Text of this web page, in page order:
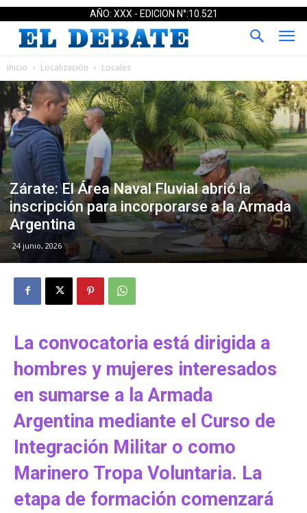
AÑO: XXX - EDICION N°:10.521
Inicio Localización Locales
Zárate: El Área Naval Fluvial abrió la
inscripción para incorporarse a la Armada
Argentina
24 junio, 2026
La convocatoria está dirigida a
hombres y mujeres interesados
en sumarse a la Armada
Argentina mediante el Curso de
Integración Militar o como
Marinero Tropa Voluntaria. La
etapa de formación comenzará